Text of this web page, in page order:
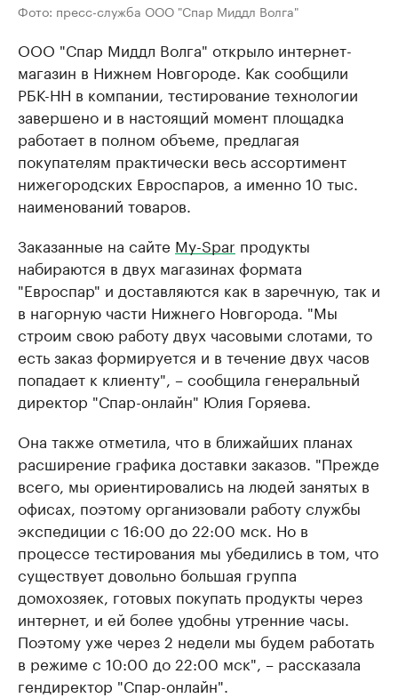
Фото: пресс-служба ООО "Спар Миддл Волга"
ООО "Спар Миддл Волга" открыло интернет-
магазин в Нижнем Новгороде. Как сообщили
РБК-НН в компании, тестирование технологии
завершено и в настоящий момент площадка
работает в полном объеме, предлагая
покупателям практически весь ассортимент
нижегородских Евроспаров, а именно 10 тыс.
наименований товаров.
Заказанные на сайте My-Spar продукты
набираются в двух магазинах формата
"Евроспар" и доставляются как в заречную, так и
в нагорную части Нижнего Новгорода. "Мы
строим свою работу двух часовыми слотами, то
есть заказ формируется и в течение двух часов
попадает к клиенту", – сообщила генеральный
директор "Спар-онлайн" Юлия Горяева.
Она также отметила, что в ближайших планах
расширение графика доставки заказов. "Прежде
всего, мы ориентировались на людей занятых в
офисах, поэтому организовали работу службы
экспедиции с 16:00 до 22:00 мск. Но в
процессе тестирования мы убедились в том, что
существует довольно большая группа
домохозяек, готовых покупать продукты через
интернет, и ей более удобны утренние часы.
Поэтому уже через 2 недели мы будем работать
в режиме с 10:00 до 22:00 мск", – рассказала
гендиректор "Спар-онлайн".